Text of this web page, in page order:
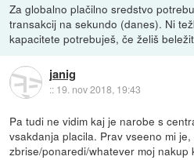
Za globalno plačilno sredstvo
transakcij na sekundo (danes). Ni
kapacitete potrebuješ, če želiš
janig
:: 19. nov 2018, 19:43
Pa tudi ne vidim kaj je narobe s
vsakdanja placila. Prav vseeno mi
zbrise/ponaredi/whatever moj nakup